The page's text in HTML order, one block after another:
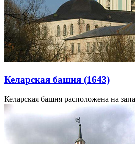
Келарская башня (1643)
Келарская башня расположена на